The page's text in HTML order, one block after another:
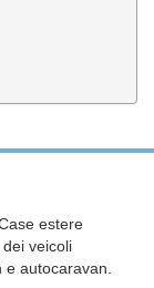
estere
veicoli
autocaravan.